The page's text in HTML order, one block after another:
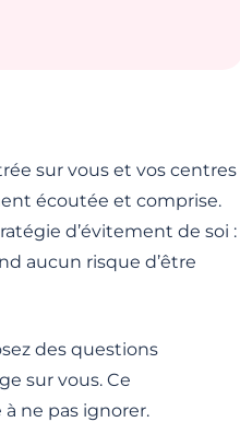
sur vous et vos centres
écoutée et comprise.
d’évitement de soi :
aucun risque d’être
des questions
sur vous. Ce
ne pas ignorer.